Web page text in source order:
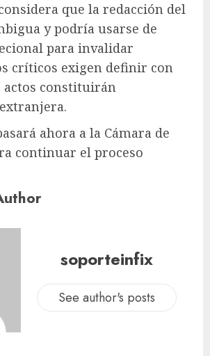
que la redacción del
y podría usarse de
para invalidar
críticos exigen definir con
actos constituirán
ahora a la Cámara de
continuar el proceso
soporteinfix
See author's posts